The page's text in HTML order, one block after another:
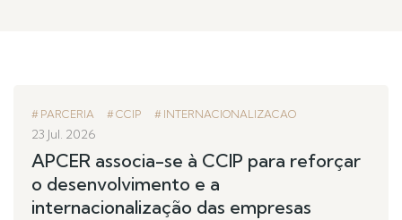
PARCERIA CCIP INTERNACIONALIZACAO
23 Jul. 2026
APCER associa-se à CCIP para reforçar
o desenvolvimento e a
internacionalização das empresas